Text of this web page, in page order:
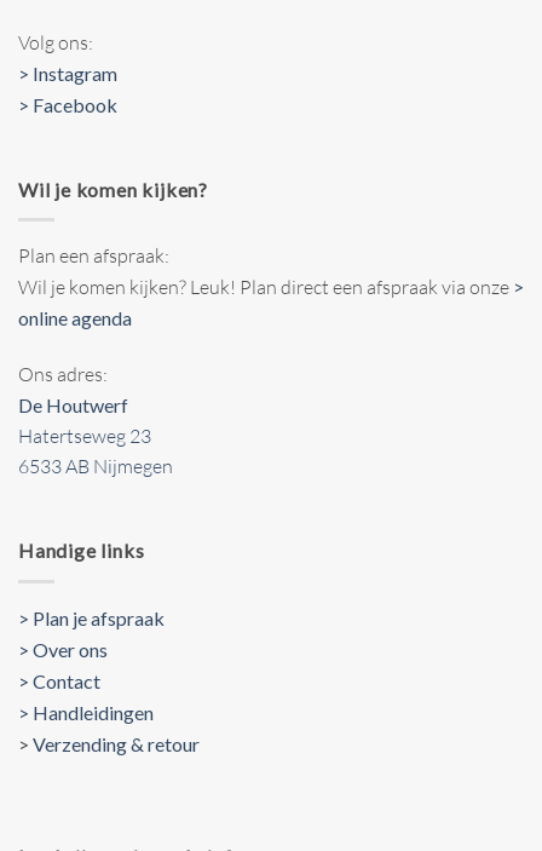
Volg ons:
> Instagram
> Facebook
Wil je komen kijken?
Plan een afspraak:
Wil je komen kijken? Leuk! Plan direct een afspraak via onze >
online agenda
Ons adres:
De Houtwerf
Hatertseweg 23
6533 AB Nijmegen
Handige links
> Plan je afspraak
> Over ons
> Contact
> Handleidingen
> Verzending & retour